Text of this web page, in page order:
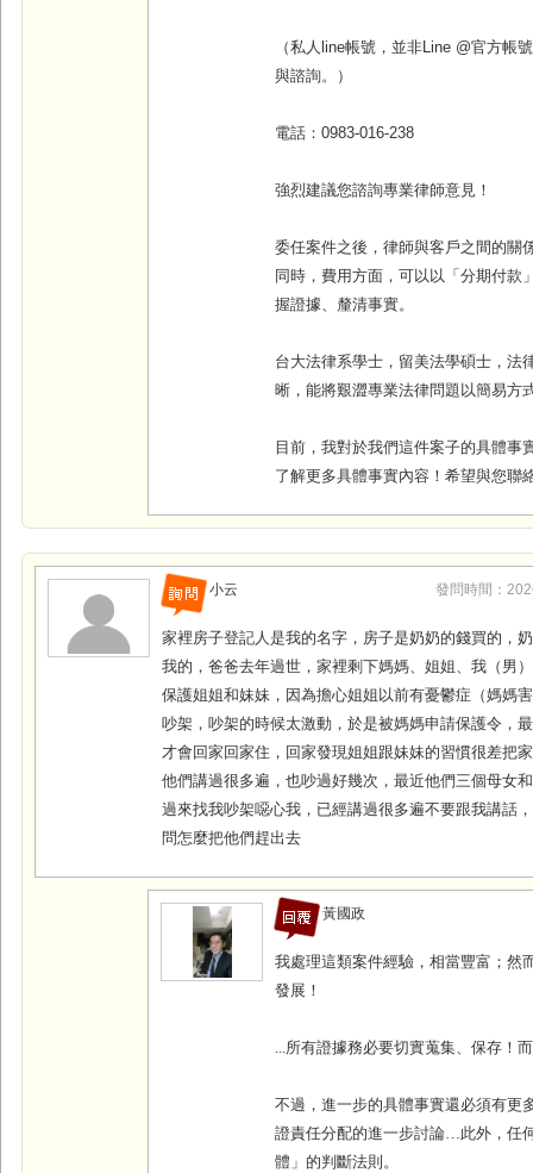
（私人line帳號，並非Line @官方帳
與諮詢。）
電話：0983-016-238
強烈建議您諮詢專業律師意見！
委任案件之後，律師與客戶之間的關
同時，費用方面，可以以「分期付款
握證據、釐清事實。
台大法律系學士，留美法學碩士，法
晰，能將艱澀專業法律問題以簡易方
目前，我對於我們這件案子的具體事
了解更多具體事實內容！希望與您聯
小云 發問時間：
家裡房子登記人是我的名字，房子是奶奶的錢買的，
我的，爸爸去年過世，家裡剩下媽媽、姐姐、我（男
保護姐姐和妹妹，因為擔心姐姐以前有憂鬱症（媽媽
吵架，吵架的時候太激動，於是被媽媽申請保護令，
才會回家回家住，回家發現姐姐跟妹妹的習慣很差把
他們講過很多遍，也吵過好幾次，最近他們三個母女
過來找我吵架噁心我，已經講過很多遍不要跟我講話
問怎麼把他們趕出去
黃國政
我處理這類案件經驗，相當豐富；然
發展！
...所有證據務必要切實蒐集、保存！
不過，進一步的具體事實還必須有更
證責任分配的進一步討論…此外，任
體」的判斷法則。